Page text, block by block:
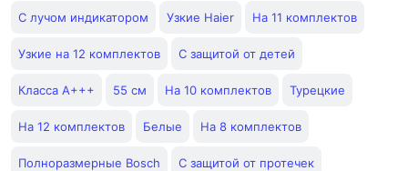
С лучом индикатором Узкие Haier На 11 комплектов
Узкие на 12 комплектов С защитой от детей
Класса A+++ 55 см На 10 комплектов Турецкие
На 12 комплектов Белые На 8 комплектов
Полноразмерные Bosch С защитой от протечек